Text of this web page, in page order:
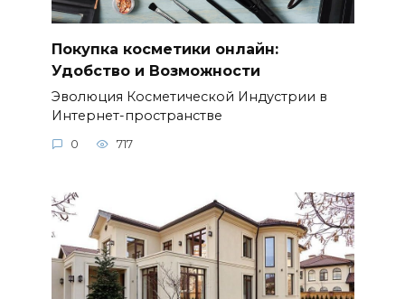
Покупка косметики онлайн:
Удобство и Возможности
Эволюция Косметической Индустрии в
Интернет-пространстве
0 717